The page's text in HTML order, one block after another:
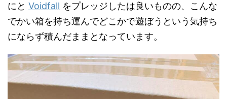
にと Voidfall をプレッジしたは良いものの、こんな
でかい箱を持ち運んでどこかで遊ぼうという気持ち
にならず積んだままとなっています。